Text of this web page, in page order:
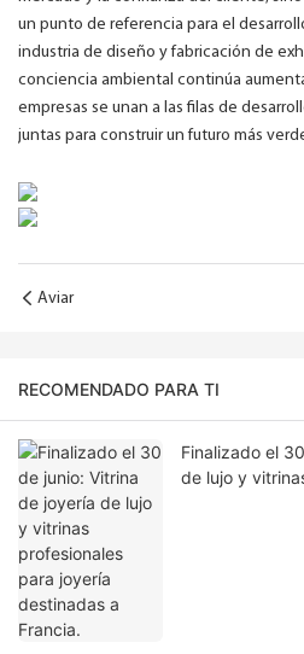
un punto de referencia para el
industria de diseño y fabricación de
conciencia ambiental continúa
empresas se unan a las filas de
juntas para construir un futuro más
Aviar
RECOMENDADO PARA TI
Finalizado el
de lujo y